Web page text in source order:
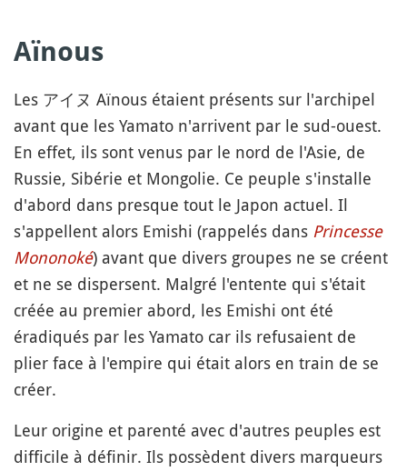
Aïnous
Les アイヌ Aïnous étaient présents sur l'archipel
avant que les Yamato n'arrivent par le sud-ouest.
En effet, ils sont venus par le nord de l'Asie, de
Russie, Sibérie et Mongolie. Ce peuple s'installe
d'abord dans presque tout le Japon actuel. Il
s'appellent alors Emishi (rappelés dans Princesse
Mononoké) avant que divers groupes ne se créent
et ne se dispersent. Malgré l'entente qui s'était
créée au premier abord, les Emishi ont été
éradiqués par les Yamato car ils refusaient de
plier face à l'empire qui était alors en train de se
créer.
Leur origine et parenté avec d'autres peuples est
difficile à définir. Ils possèdent divers marqueurs